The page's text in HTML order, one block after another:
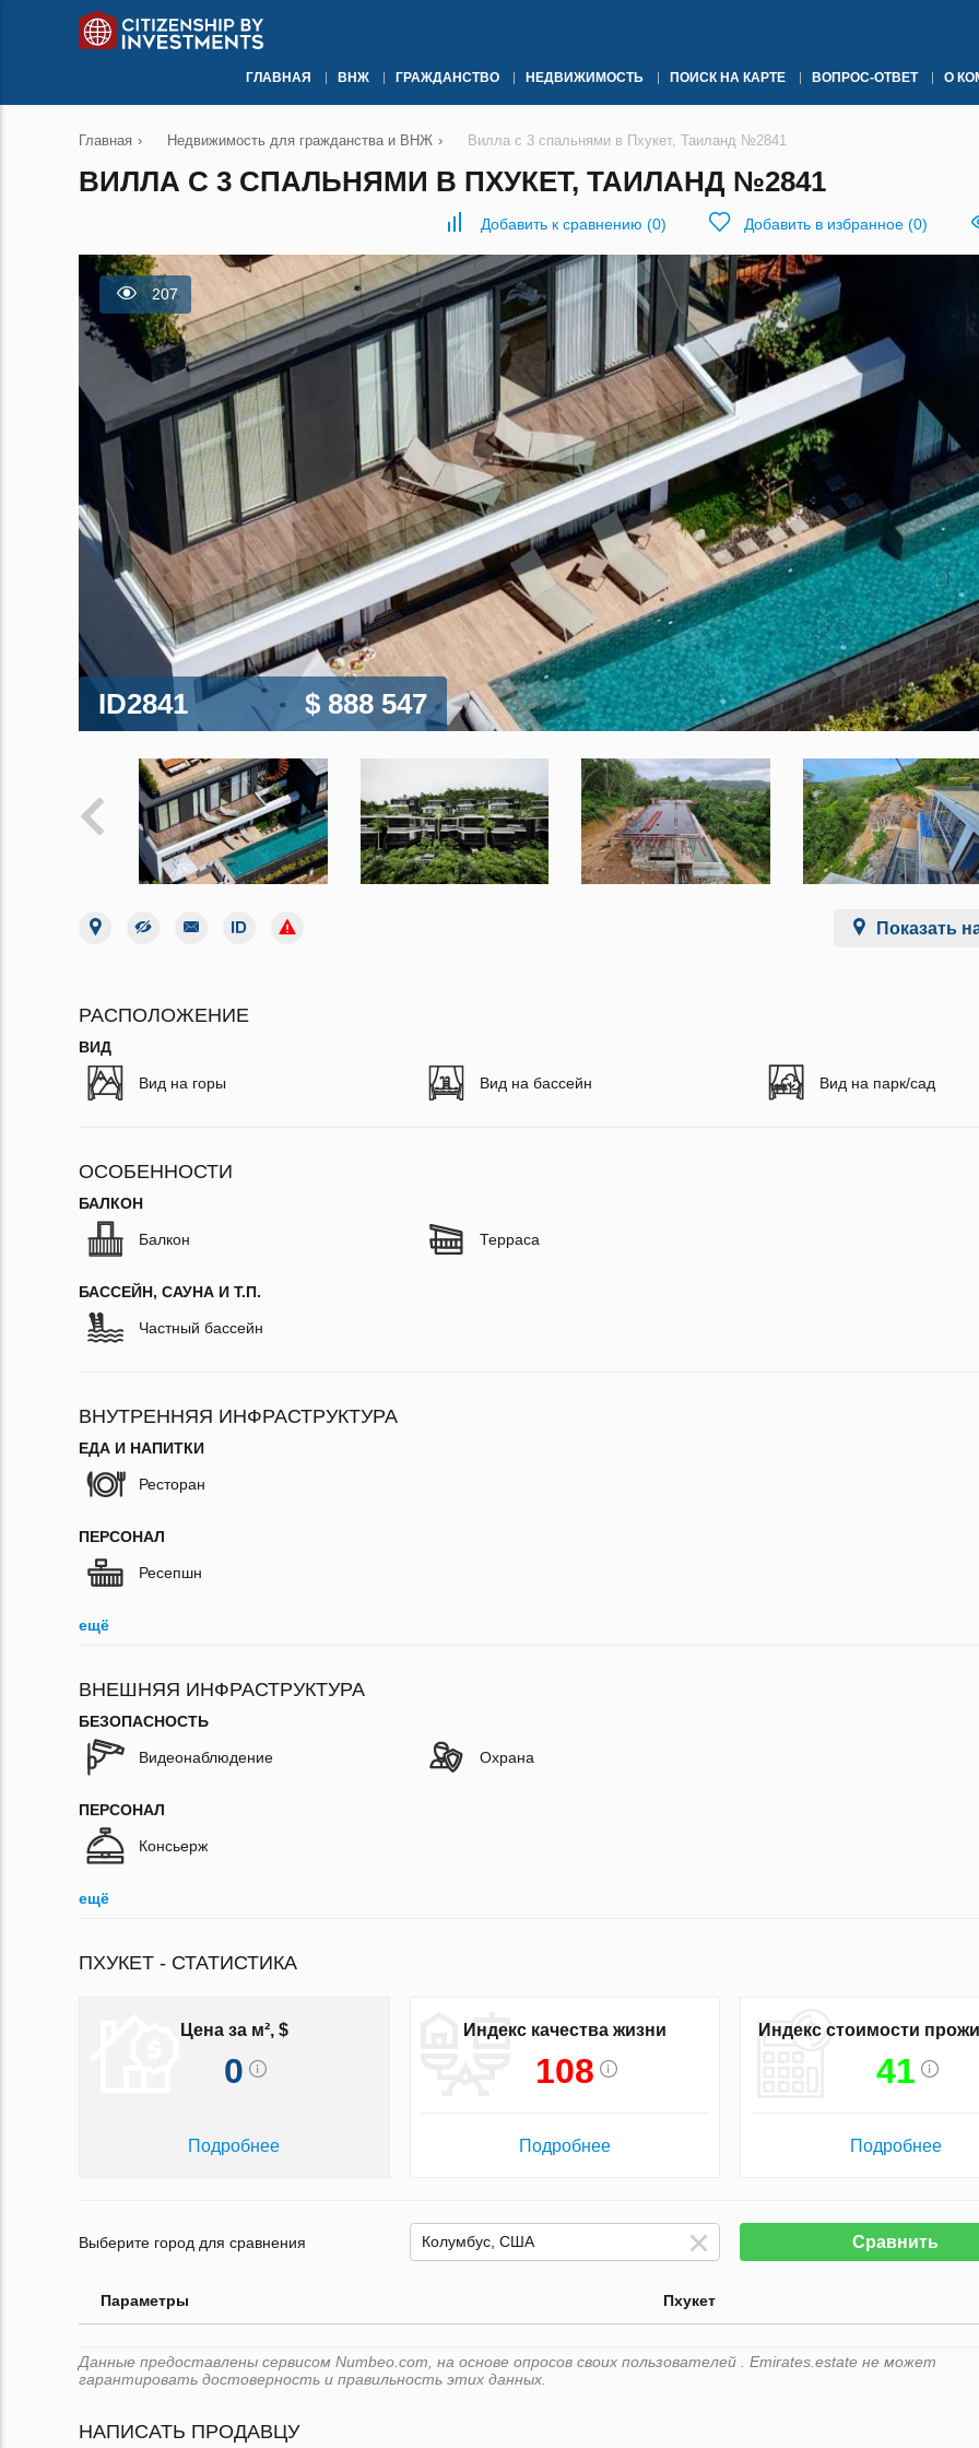
ГЛАВНАЯ ВНЖ ГРАЖДАНСТВО НЕДВИЖИМОСТЬ ПОИСК НА КАРТЕ ВОПРОС-ОТВЕТ О
Главная › Недвижимость для гражданства и ВНЖ › Вилла с 3 спальнями в Пхукет, Таиланд №2841
ВИЛЛА С 3 СПАЛЬНЯМИ В ПХУКЕТ, ТАИЛАНД №2841
Добавить к сравнению (0) Добавить в избранное (0)
207
ID2841 $ 888 547
Показать
РАСПОЛОЖЕНИЕ
ВИД
Вид на горы Вид на бассейн Вид на парк/сад
ОСОБЕННОСТИ
БАЛКОН
Балкон Терраса
БАССЕЙН, САУНА И Т.П.
Частный бассейн
ВНУТРЕННЯЯ ИНФРАСТРУКТУРА
ЕДА И НАПИТКИ
Ресторан
ПЕРСОНАЛ
Ресепшн
ещё
ВНЕШНЯЯ ИНФРАСТРУКТУРА
БЕЗОПАСНОСТЬ
Видеонаблюдение Охрана
ПЕРСОНАЛ
Консьерж
ещё
ПХУКЕТ - СТАТИСТИКА
Цена за м², $
0
Подробнее
Индекс качества жизни
108
Подробнее
Индекс стоимости
41
Подробнее
Выберите город для сравнения Сравнить
Параметры Пхукет
Данные предоставлены сервисом Numbeo.com, на основе опросов своих пользователей . Emirates.estate не может
гарантировать достоверность и правильность этих данных.
НАПИСАТЬ ПРОДАВЦУ